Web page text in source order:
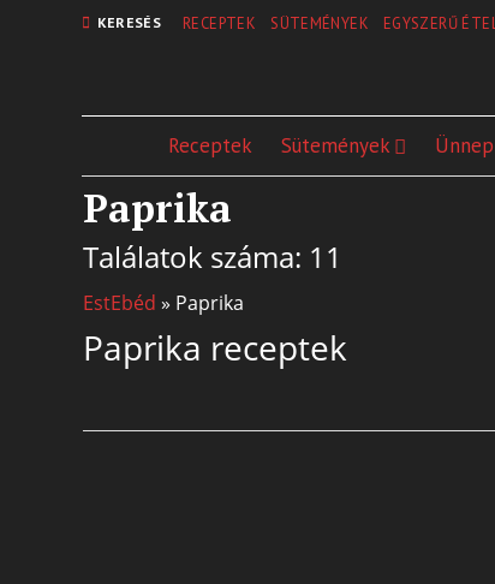
KERESÉS RECEPTEK SÜTEMÉNYEK EGYSZERŰ
Receptek Sütemények
Paprika
Találatok száma: 11
EstEbéd » Paprika
Paprika receptek